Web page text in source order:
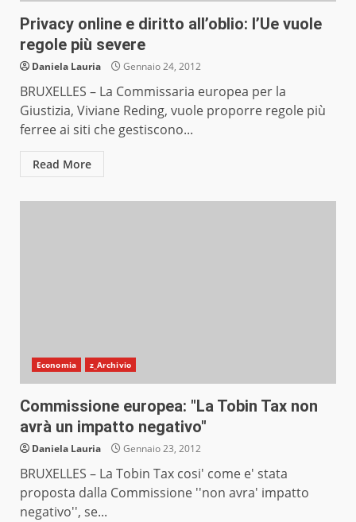
Privacy online e diritto all’oblio: l’Ue vuole
regole più severe
Daniela Lauria Gennaio 24, 2012
BRUXELLES – La Commissaria europea per la
Giustizia, Viviane Reding, vuole proporre regole più
ferree ai siti che gestiscono...
Read More
Economia z_Archivio
Commissione europea: "La Tobin Tax non
avrà un impatto negativo"
Daniela Lauria Gennaio 23, 2012
BRUXELLES – La Tobin Tax cosi' come e' stata
proposta dalla Commissione ''non avra' impatto
negativo'', se...